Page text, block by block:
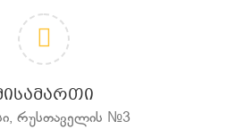
რუსთაველის №3